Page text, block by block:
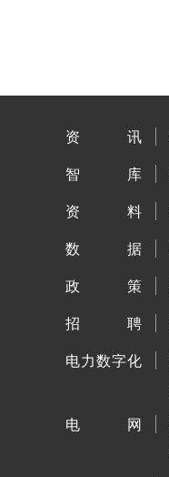
资讯
智库
资料
数据
政策
招聘
电力数字化
电网